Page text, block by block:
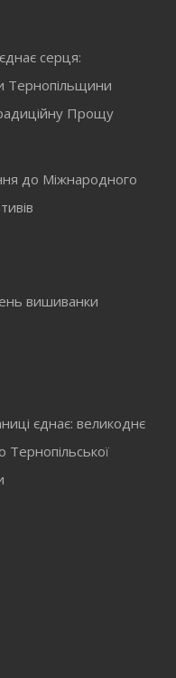
серця:
Тернопільщини
Прощу
до Міжнародного
вишиванки
єднає: великоднє
Тернопільської